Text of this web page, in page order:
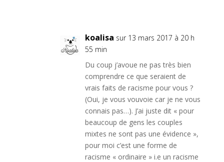
koalisa sur 13 mars 2017 à 20 h
55 min
Du coup j’avoue ne pas très bien
comprendre ce que seraient de
vrais faits de racisme pour vous ?
(Oui, je vous vouvoie car je ne vous
connais pas…). J’ai juste dit « pour
beaucoup de gens les couples
mixtes ne sont pas une évidence »,
pour moi c’est une forme de
racisme « ordinaire » i.e un racisme